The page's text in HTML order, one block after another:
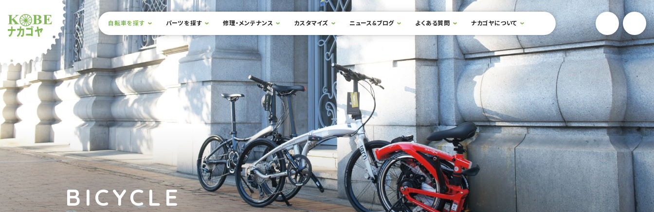
ショップナカゴヤ
サイト内メニュー
本文までスキップ
自転車を探す パーツを探す 修理・メンテナンス カスタマイズ ニュース&ブログ よくある質問 ナカゴヤについて 検索フォームを開閉する YouTube
BICYCLE